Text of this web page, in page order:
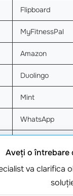
Flipboard
MyFitnessPal
Amazon
Duolingo
Mint
WhatsApp
Aveţi o întrebare
va clarifica